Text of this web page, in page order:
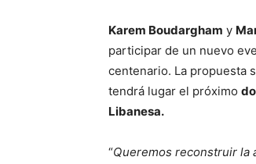
Karem Boudargham y
participar de un nuevo
centenario. La propuesta
tendrá lugar el próximo
Libanesa.
“Queremos reconstruir la